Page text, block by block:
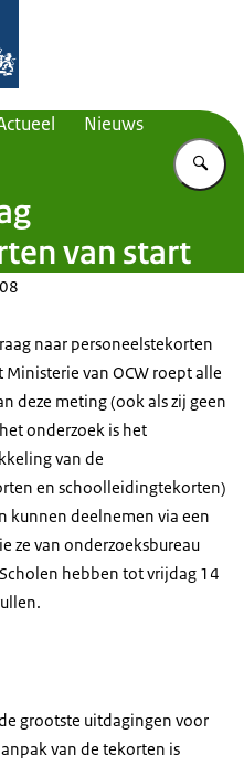
Nieuws
van start
naar personeelstekorten
van OCW roept alle
deze meting (ook als zij geen
onderzoek is het
van de
en schoolleidingtekorten)
kunnen deelnemen via een
ze van onderzoeksbureau
hebben tot vrijdag 14
grootste uitdagingen voor
van de tekorten is